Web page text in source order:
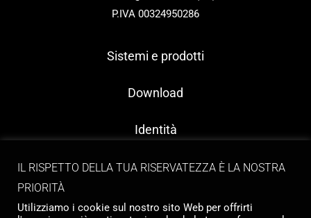
P.IVA 00324950286
Sistemi e prodotti
Download
Identità
Contatti
IL RISPETTO DELLA TUA RISERVATEZZA È LA NOSTRA
PRIORITÀ
Utilizziamo i cookie sul nostro sito Web per offrirti